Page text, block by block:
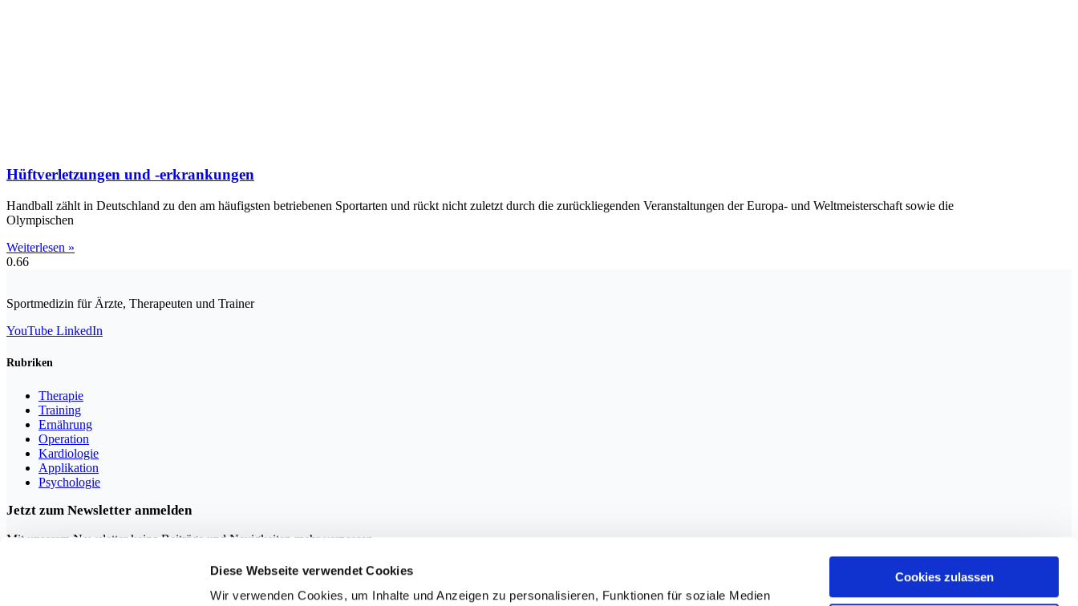
Diese Webseite verwendet Cookies
Wir verwenden Cookies, um Inhalte und Anzeigen zu personalisieren, Funktionen für soziale Medien
Cookies zulassen
Hüftverletzungen und -erkrankungen
Handball zählt in Deutschland zu den am häufigsten betriebenen Sportarten und rückt nicht zuletzt durch die zurückliegenden Veranstaltungen der Europa- und Weltmeisterschaft sowie die
Olympischen
Weiterlesen »
Sportmedizin für Ärzte, Therapeuten und Trainer
YouTube LinkedIn
Rubriken
Therapie
Training
Ernährung
Operation
Kardiologie
Applikation
Psychologie
Jetzt zum Newsletter anmelden
Mit unserem Newsletter keine Beiträge und Neuigkeiten mehr verpassen.